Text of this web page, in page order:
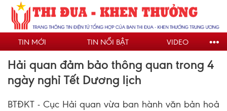
Nhảy
đến
nội
dungTIN MỚI TIN NỔI BẬT VIDEO
Hải quan đảm bảo thông quan trong 4
ngày nghỉ Tết Dương lịch
BTĐKT - Cục Hải quan vừa ban hành văn bản hoả